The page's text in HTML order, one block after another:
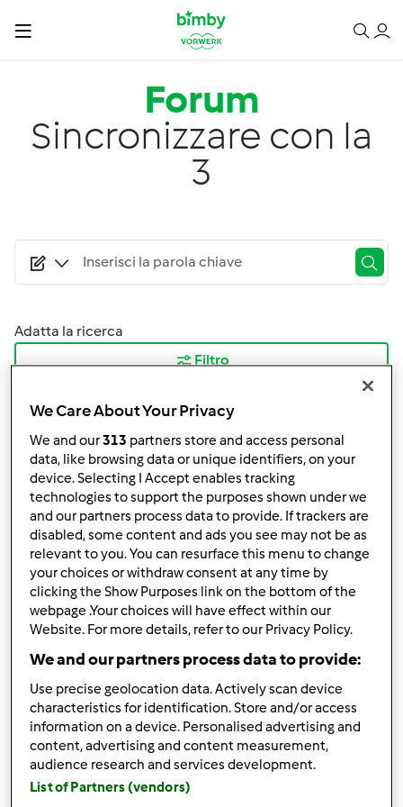
Salta al contenuto principale
Forum
Sincronizzare con la
3
Adatta la ricerca
Filtro
Ordina per:
I risultati più recenti
Risultati per pagina:
10
2 | Ultimo messaggio
Risposta rapida
Team Bimby Iscritto : 11.12.2009
Lun, 12/24/2018 - 14:44
Ciao Denise,
ti invitiamo a contattare il Servizio Clienti dedicato a
Cookidoo e Cook-Key per eventuali domande, puoi
We Care About Your Privacy
We and our313 partners store and access personal
data, like browsing data or unique identifiers, on your
device. Selecting I Accept enables tracking
technologies to support the purposes shown under we
and our partners process data to provide. If trackers are
disabled, some content and ads you see may not be as
relevant to you. You can resurface this menu to change
your choices or withdraw consent at any time by
clicking the Show Purposes link on the bottom of the
webpage .Your choices will have effect within our
Website. For more details, refer to our Privacy Policy.
We and our partners process data to provide:
Use precise geolocation data. Actively scan device
characteristics for identification. Store and/or access
information on a device. Personalised advertising and
content, advertising and content measurement,
audience research and services development.
List of Partners (vendors)